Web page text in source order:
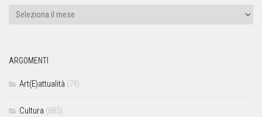
ARGOMENTI
Art(E)attualità (74)
Cultura (885)